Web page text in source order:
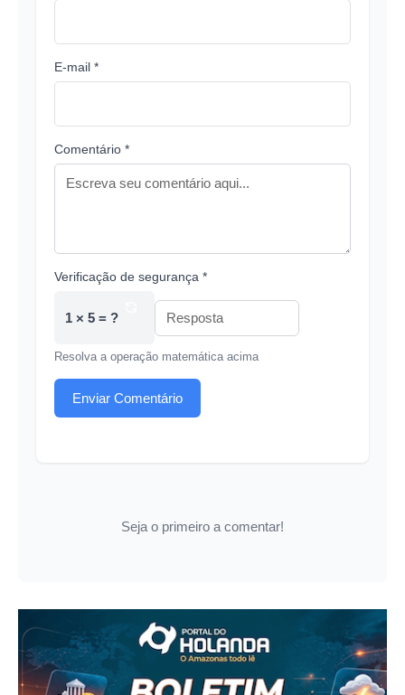
E-mail *
Comentário *
Verificação de segurança *
1 × 5 = ?
Resolva a operação matemática acima
Enviar Comentário
Seja o primeiro a comentar!